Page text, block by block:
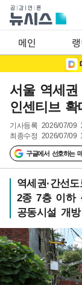
메인
서울 역세
인센티브 확
기사등록 2026/07/09
최종수정 2026/07/09
구글에서 선호하는
역세권·간선
2종 7층 이하
공동시설 개